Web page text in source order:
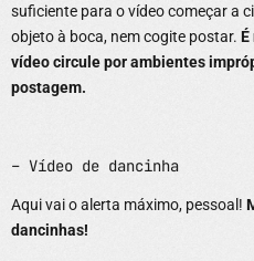
suficiente para o vídeo começar a
objeto à boca, nem cogite postar. É
vídeo circule por ambientes
postagem.
– Vídeo de dancinha
Aqui vai o alerta máximo, pessoal!
dancinhas!